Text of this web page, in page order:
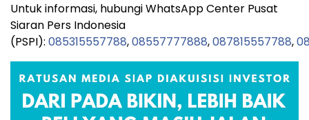
Untuk informasi, hubungi WhatsApp Center Pusat
Siaran Pers Indonesia
(PSPI): 085315557788,08557777888,087815557788,